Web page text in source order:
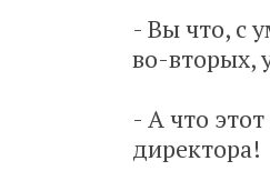
- Вы что, с
во-вторых,
- А что
директора!